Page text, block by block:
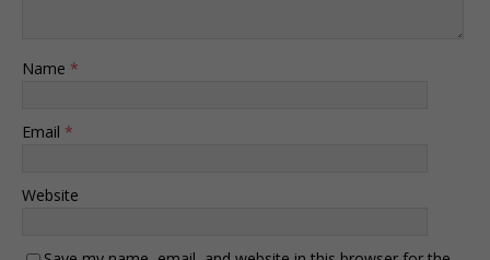
Name *
Email *
Website